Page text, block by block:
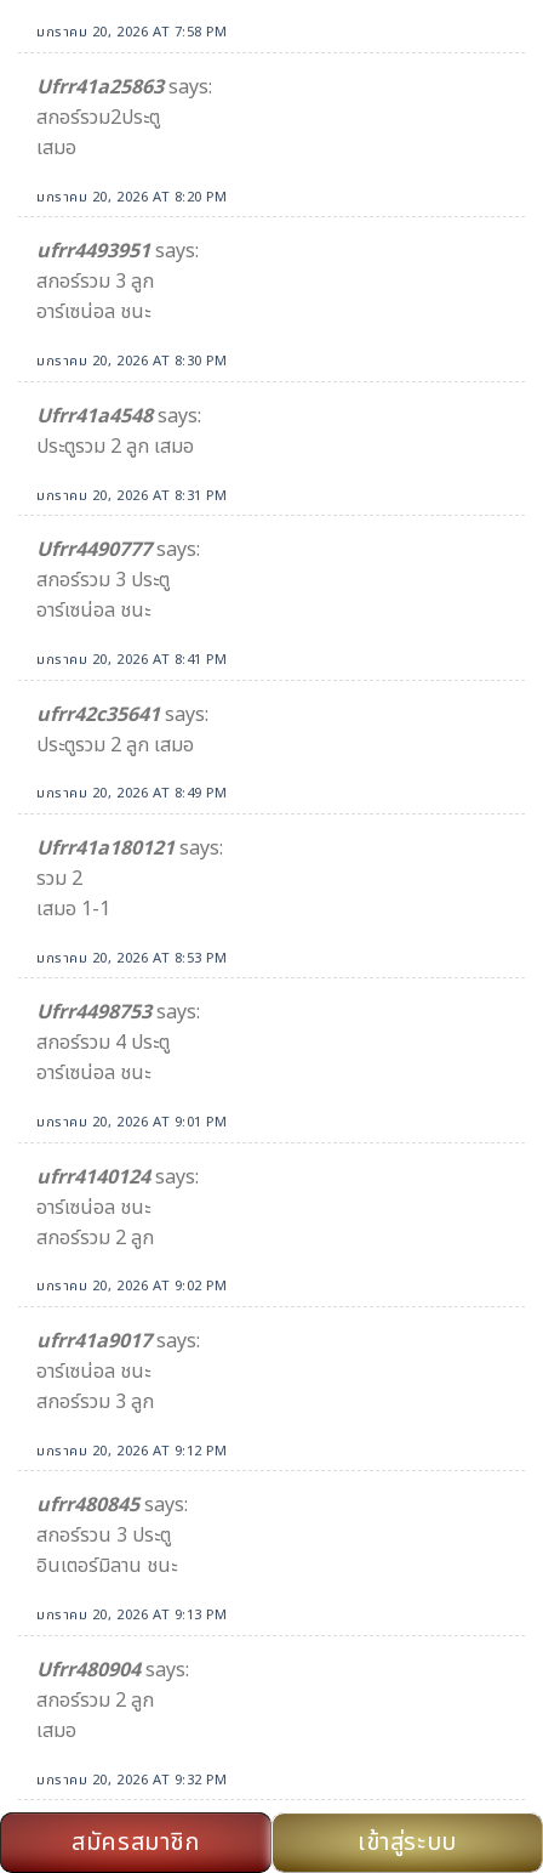
มกราคม 20, 2026 AT 7:58 PM
Ufrr41a25863​says:
สกอร์​รวม​2​ประตู
เสมอ​
มกราคม 20, 2026 AT 8:20 PM
ufrr4493951says:
สกอร์รวม 3 ลูก
อาร์เซน่อล ชนะ
มกราคม 20, 2026 AT 8:30 PM
Ufrr41a4548says:
ประตูรวม 2 ลูก เสมอ
มกราคม 20, 2026 AT 8:31 PM
Ufrr4490777says:
สกอร์รวม 3 ประตู
อาร์เซน่อล ชนะ
มกราคม 20, 2026 AT 8:41 PM
ufrr42c35641says:
ประตูรวม 2 ลูก เสมอ
มกราคม 20, 2026 AT 8:49 PM
Ufrr41a180121says:
รวม 2
เสมอ 1-1
มกราคม 20, 2026 AT 8:53 PM
Ufrr4498753says:
สกอร์รวม 4 ประตู
อาร์เซน่อล ชนะ
มกราคม 20, 2026 AT 9:01 PM
ufrr4140124says:
อาร์เซน่อล ชนะ
สกอร์รวม 2 ลูก
มกราคม 20, 2026 AT 9:02 PM
ufrr41a9017says:
อาร์เซน่อล ชนะ
สกอร์รวม 3 ลูก
มกราคม 20, 2026 AT 9:12 PM
ufrr480845says:
สกอร์รวน 3 ประตู
อินเตอร์มิลาน ชนะ
มกราคม 20, 2026 AT 9:13 PM
Ufrr480904says:
สกอร์รวม 2 ลูก
เสมอ
มกราคม 20, 2026 AT 9:32 PM
ufrr41a115383says:
สกอรรวม3ลูก
สมัครสมาชิก เข้าสู่ระบบ